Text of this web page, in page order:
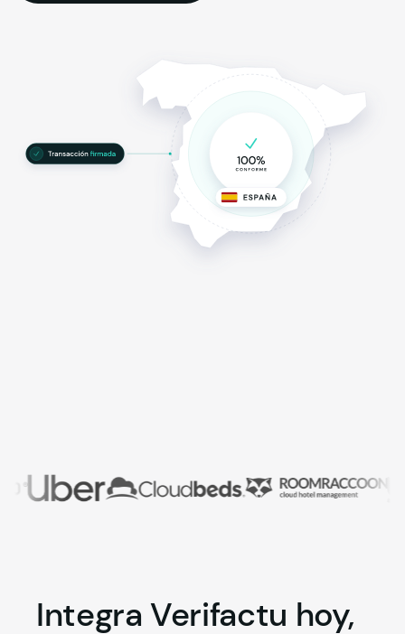
Integra Verifactu hoy,